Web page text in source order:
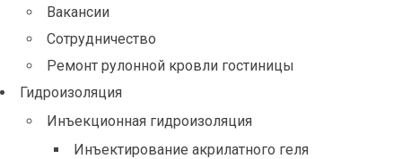
Вакансии
Сотрудничество
Ремонт рулонной кровли гостиницы
Гидроизоляция
Инъекционная гидроизоляция
Инъектирование акрилатного геля